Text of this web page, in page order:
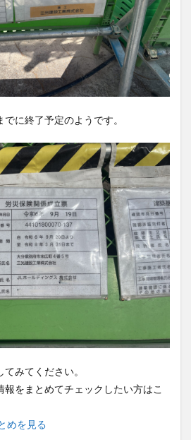
でに終了予定のようです。
みてください。
をまとめてチェックしたい方はこ
めを見る